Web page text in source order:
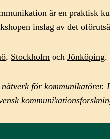
är en praktisk
inslag av det
, Stockholm och Jönköping.
nätverk för